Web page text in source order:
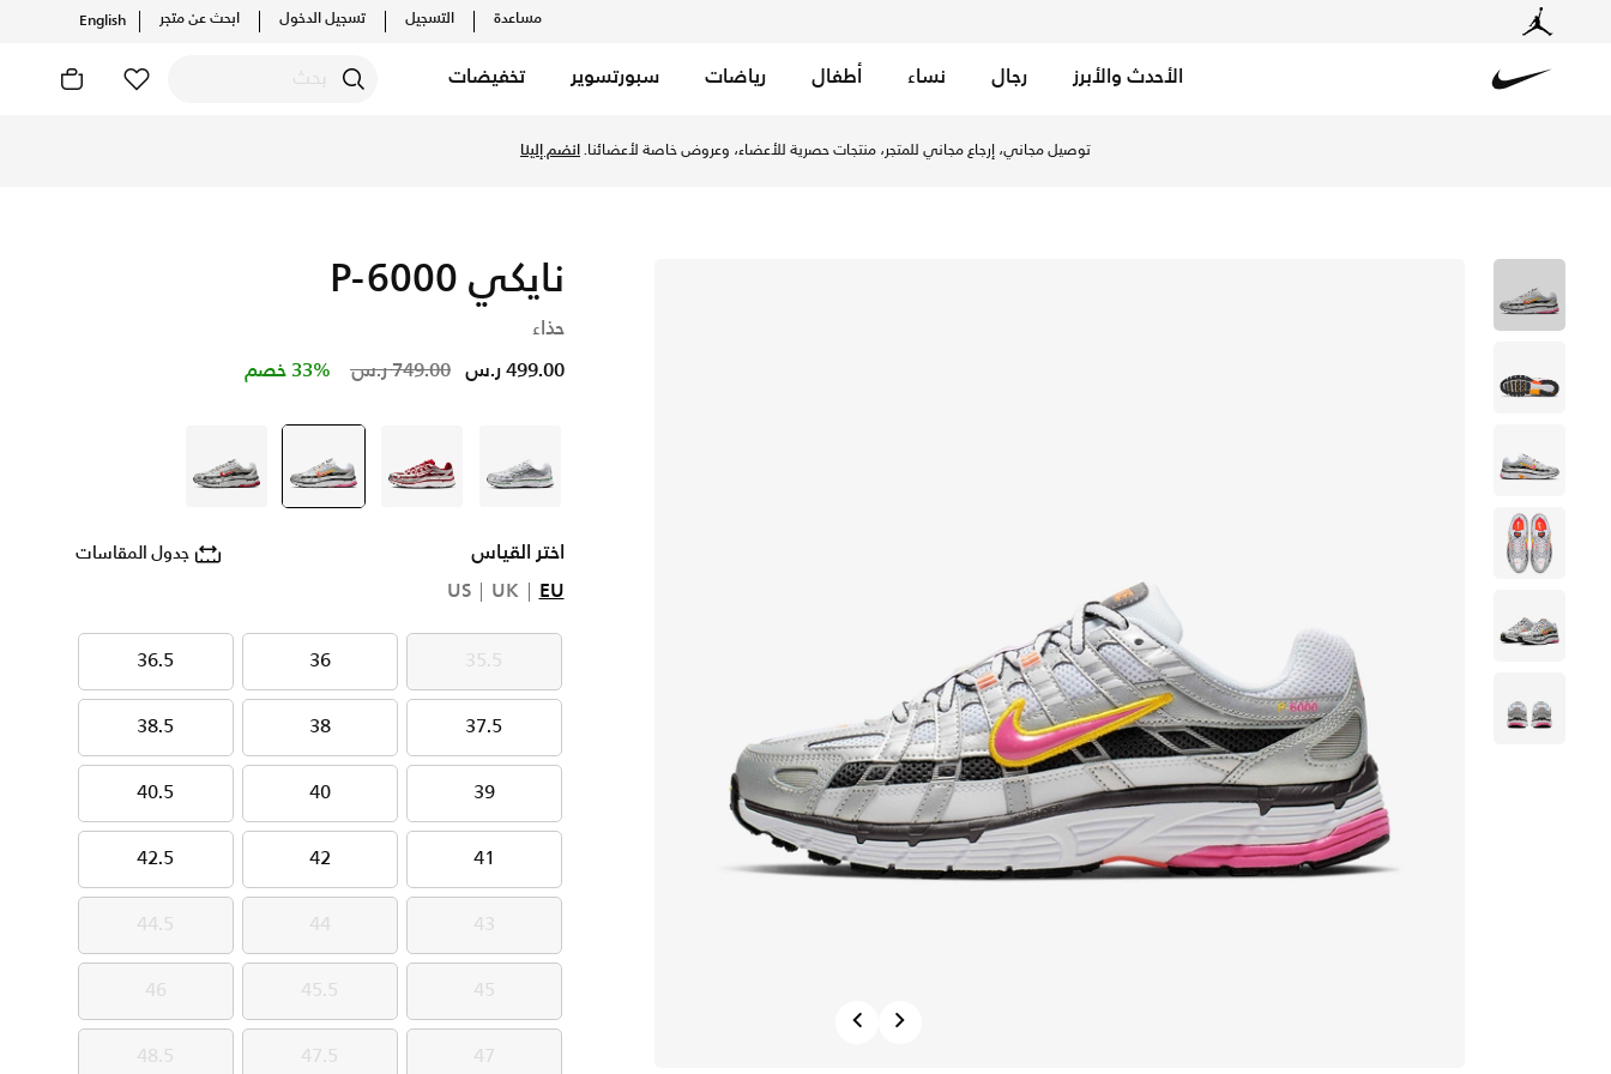
مساعدة التسجيل تسجيل الدخول ابحث عن متجر English
الأحدث والأبرز رجال نساء أطفال رياضات سبورتسوير تخفيضات
خصم حتى %50 على تصاميم مختارة. تسوق الآن
Next
نايكي P-6000
حذاء
Price reduced from
749.00 ر.س to 499.00 ر.س 33% خصم
رمادي رمادي selected
رمادي رمادي
اختر القياس جدول المقاسات
EU
UK
US
35.5
35.5
36
36
36.5
36.5
37.5
37.5
38
38
38.5
38.5
39
39
40
40
40.5
40.5
41
41
42
42
42.5
42.5
43
43
44
44
44.5
44.5
45
45
45.5
45.5
46
46
47
47.5
48.5